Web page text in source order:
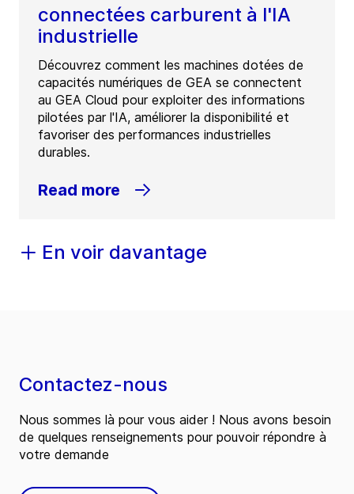
connectées carburent à l'IA
industrielle
Découvrez comment les machines dotées de
capacités numériques de GEA se connectent
au GEA Cloud pour exploiter des informations
pilotées par l'IA, améliorer la disponibilité et
favoriser des performances industrielles
durables.
Read more
En voir davantage
Contactez-nous
Nous sommes là pour vous aider ! Nous avons besoin
de quelques renseignements pour pouvoir répondre à
votre demande